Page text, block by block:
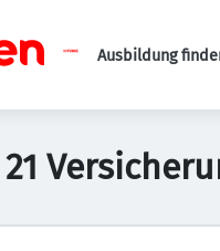
Ausbildung
21